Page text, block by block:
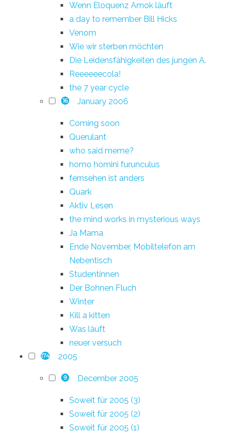
Wenn Eloquenz Amok läuft
a day to remember Bill Hicks
Venom
Wie wir sterben möchten
Die Leidensfähigkeiten des jungen A.
Reeeeeecola!
the 7 year cycle
16 January 2006
Coming soon
Querulant
who said meme?
homo homini furunculus
fernsehen ist anders
Quark
Aktiv Lesen
the mind works in mysterious ways
Ja Mama
Ende November, Mobiltelefon am
Nebentisch
Studentinnen
Der Bohnen Fluch
Winter
Kill a kitten
Was läuft
neuer versuch
174 2005
9 December 2005
Soweit für 2005 (3)
Soweit für 2005 (2)
Soweit für 2005 (1)